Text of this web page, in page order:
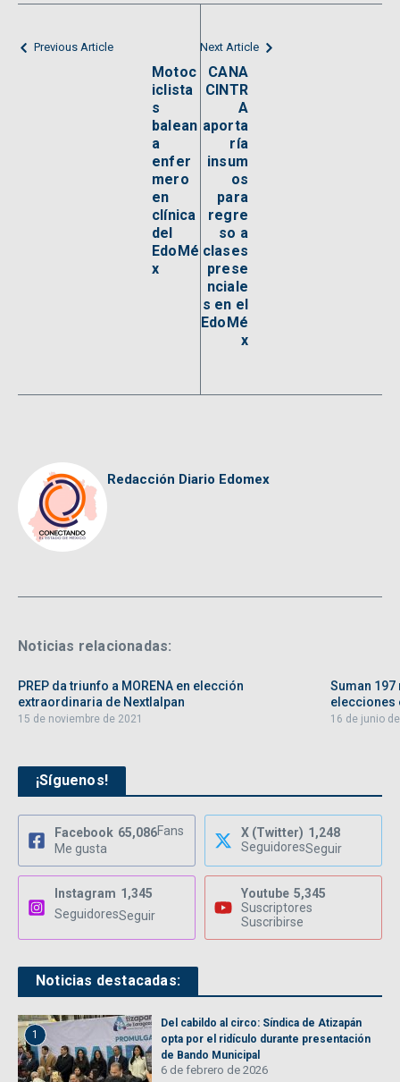
Previous Article
Motoc
iclista
s
balean
a
enfer
mero
en
clínica
del
EdoMé
x
Next Article
CANA
CINTR
A
aporta
ría
insum
os
para
regre
so a
clases
prese
nciale
s en el
EdoMé
x
Redacción Diario Edomex
Noticias relacionadas:
PREP da triunfo a MORENA en elección
extraordinaria de Nextlalpan
15 de noviembre de 2021
Suman
elecciones
16 de junio
¡Síguenos!
Facebook 65,086Fans
Me gusta
X (Twitter) 1,248
SeguidoresSeguir
Instagram 1,345
SeguidoresSeguir
Youtube 5,345
Suscriptores
Suscribirse
Noticias destacadas:
1
Del cabildo al circo: Síndica de Atizapán
opta por el ridículo durante presentación
de Bando Municipal
6 de febrero de 2026